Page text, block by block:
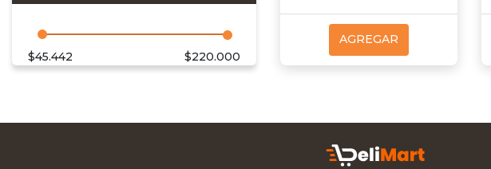
$45.442 $220.000
AGREGAR